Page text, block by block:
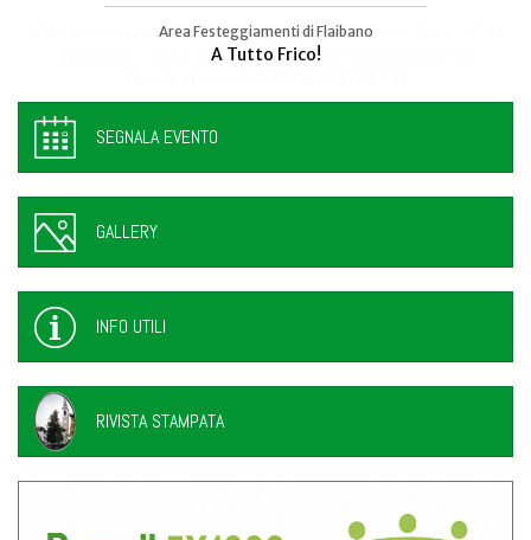
Area Festeggiamenti di Flaibano
A Tutto Frico!
Talmassons
FestInPiazza
SEGNALA EVENTO
GALLERY
INFO UTILI
RIVISTA STAMPATA